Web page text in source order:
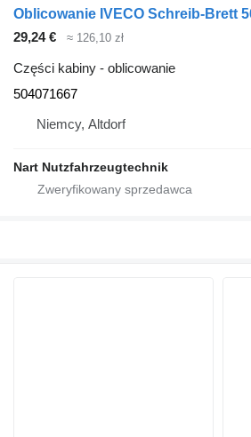
29,24 € ≈ 126,10 zł
Części kabiny - oblicowanie
504071667
Niemcy, Altdorf
Nart Nutzfahrzeugtechnik